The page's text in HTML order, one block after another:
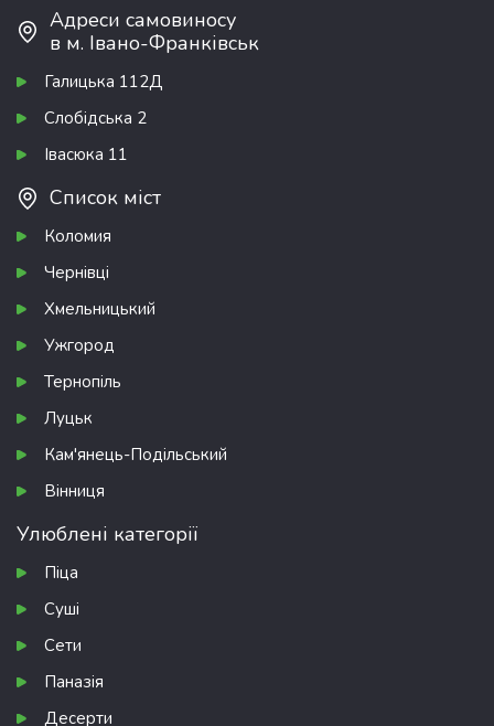
Адреси самовиносу
в м. Івано-Франківськ
Галицька 112Д
Слобідська 2
Івасюка 11
Список міст
Коломия
Чернівці
Хмельницький
Ужгород
Тернопіль
Луцьк
Кам'янець-Подільський
Вінниця
Улюблені категорії
Піца
Суші
Сети
Паназія
Десерти